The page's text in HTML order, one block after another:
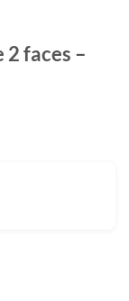
faces –
- Brin de Muguet